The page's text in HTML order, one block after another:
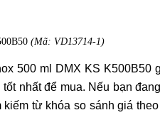
(Mã: VD13714-1)
500 ml DMX KS K500B50
nhất để mua. Nếu bạn
kiếm từ khóa so sánh giá